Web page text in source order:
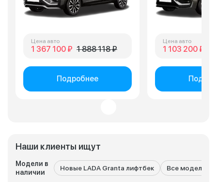
Наши клиенты ищут
Модели в
наличии
Новые LADA Granta лифтбек Все модели
Цена авто
1 367 100 ₽ 1 888 118 ₽
Подробнее
Цена авто
1 103 200 ₽